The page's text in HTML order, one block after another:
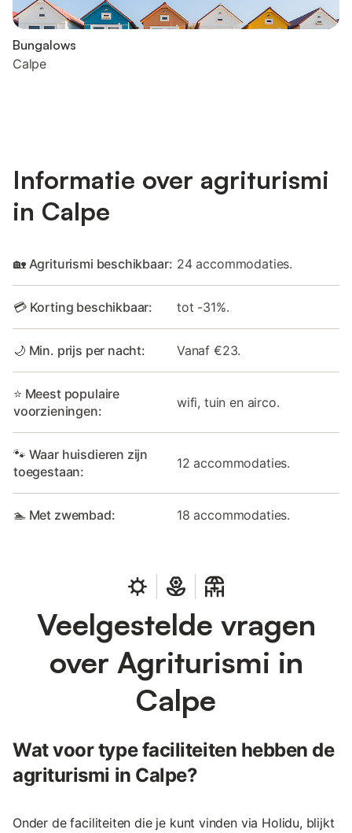
Bungalows
Calpe
Informatie over agriturismi
in Calpe
🏡 Agriturismi beschikbaar: 24 accommodaties.
💳 Korting beschikbaar: tot -31%.
🌙 Min. prijs per nacht: Vanaf €23.
⭐ Meest populaire
voorzieningen:
wifi, tuin en airco.
🐾 Waar huisdieren zijn
toegestaan:
12 accommodaties.
🏊 Met zwembad: 18 accommodaties.
Veelgestelde vragen
over Agriturismi in
Calpe
Wat voor type faciliteiten hebben de
agriturismi in Calpe?
Onder de faciliteiten die je kunt vinden via Holidu, blijkt